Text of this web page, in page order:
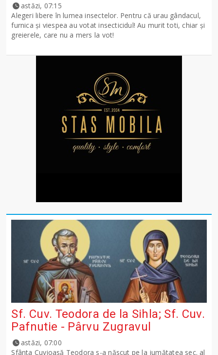
astăzi, 07:15
Alegeri libere în lumea insectelor. Pentru că urau gândacul,
furnica și viespea au votat insecticidul! Au murit toti, chiar și
greierele, care nu a mers la vot!
Sf. Cuv. Teodora de la Sihla; Sf. Cuv.
Pafnutie - Pârvu Zugravul
astăzi, 07:00
Sfânta Cuvioasă Teodora s-a născut pe la jumătatea sec. al